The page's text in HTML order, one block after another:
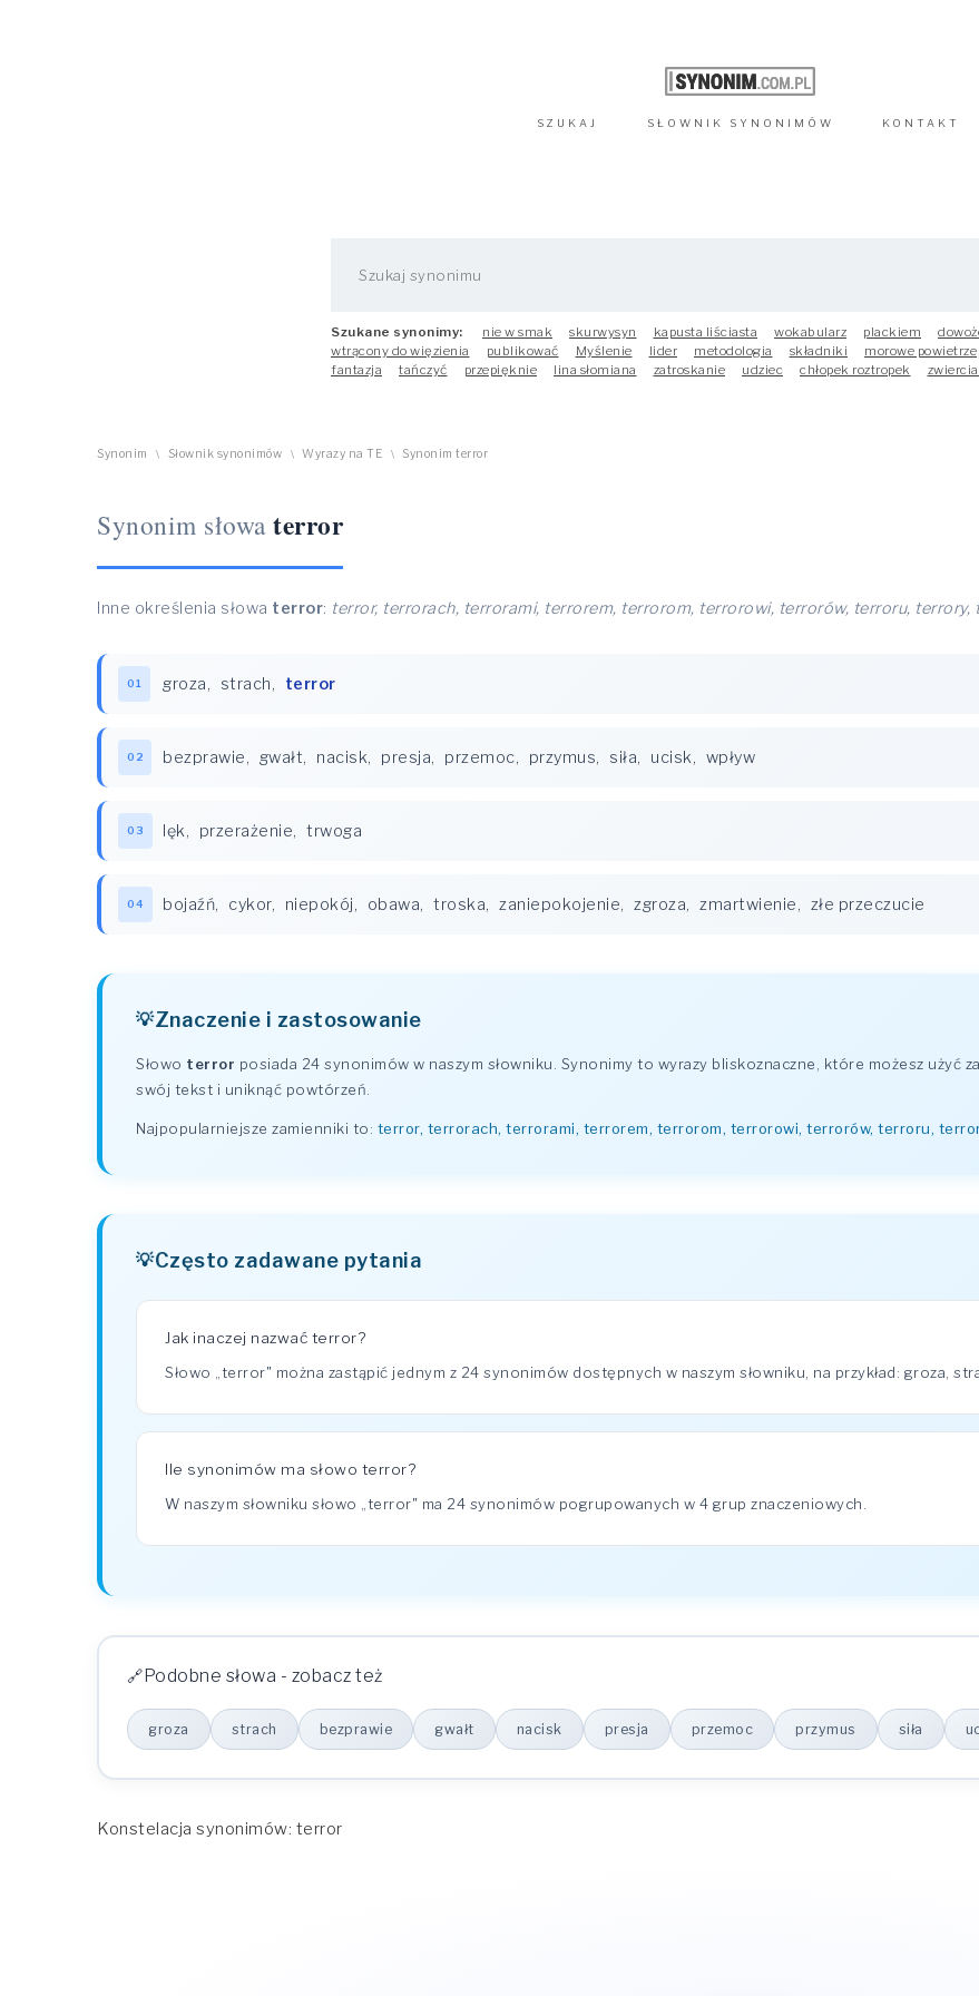
SZUKAJ SŁOWNIK SYNONIMÓW KONTAKT
Szukane synonimy: nie w smak skurwysyn kapusta liściasta wokabularz plackiem
wtrącony do więzienia
publikować Myślenie lider metodologia składniki morowe powietrze
fantazja
tańczyć przepięknie lina słomiana zatroskanie udziec chłopek roztropek
Synonim \ Słownik synonimów \ Wyrazy na TE \ Synonim terror
Synonim słowa terror
Inne określenia słowa terror: terror, terrorach, terrorami, terrorem, terrorom, terrorowi, terrorów, terroru, terrory,
01 groza, strach, terror
02 bezprawie, gwałt, nacisk, presja, przemoc, przymus, siła, ucisk, wpływ
03 lęk, przerażenie, trwoga
04 bojaźń, cykor, niepokój, obawa, troska, zaniepokojenie, zgroza, zmartwienie, złe przeczucie
Znaczenie i zastosowanie
Słowo terror posiada 24 synonimów w naszym słowniku. Synonimy to wyrazy bliskoznaczne, które możesz użyć
swój tekst i uniknąć powtórzeń.
Najpopularniejsze zamienniki to: terror, terrorach, terrorami, terrorem, terrorom, terrorowi, terrorów, terroru,
Często zadawane pytania
Jak inaczej nazwać terror?
Słowo „terror" można zastąpić jednym z 24 synonimów dostępnych w naszym słowniku, na przykład: groza,
Ile synonimów ma słowo terror?
W naszym słowniku słowo „terror" ma 24 synonimów pogrupowanych w 4 grup znaczeniowych.
Podobne słowa - zobacz też
groza strach bezprawie gwałt nacisk presja przemoc przymus siła
Konstelacja synonimów: terror